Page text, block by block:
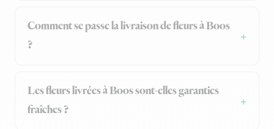
Comment se passe la livraison de fleurs à Boos
?
Les fleurs livrées à Boos sont-elles garanties
fraîches ?